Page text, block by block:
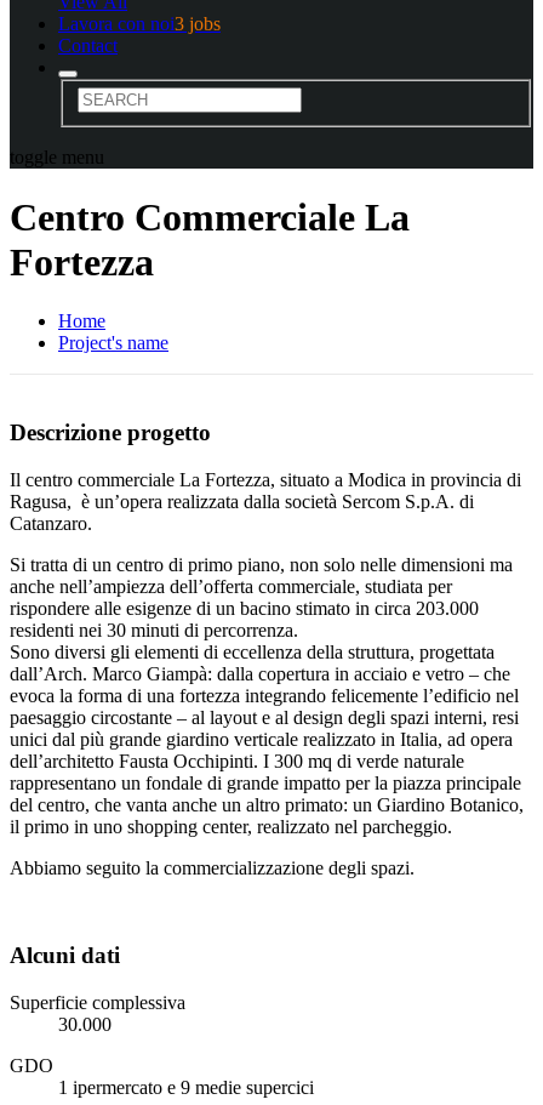
Lavora con noi3 jobs
Contact
toggle menu
Centro Commerciale La
Fortezza
Home
Project's name
Descrizione progetto
Il centro commerciale La Fortezza, situato a Modica in provincia di
Ragusa, è un’opera realizzata dalla società Sercom S.p.A. di
Catanzaro.
Si tratta di un centro di primo piano, non solo nelle dimensioni ma
anche nell’ampiezza dell’offerta commerciale, studiata per
rispondere alle esigenze di un bacino stimato in circa 203.000
residenti nei 30 minuti di percorrenza.
Sono diversi gli elementi di eccellenza della struttura, progettata
dall’Arch. Marco Giampà: dalla copertura in acciaio e vetro – che
evoca la forma di una fortezza integrando felicemente l’edificio nel
paesaggio circostante – al layout e al design degli spazi interni, resi
unici dal più grande giardino verticale realizzato in Italia, ad opera
dell’architetto Fausta Occhipinti. I 300 mq di verde naturale
rappresentano un fondale di grande impatto per la piazza principale
del centro, che vanta anche un altro primato: un Giardino Botanico,
il primo in uno shopping center, realizzato nel parcheggio.
Abbiamo seguito la commercializzazione degli spazi.
Alcuni dati
Superficie complessiva
30.000
GDO
1 ipermercato e 9 medie supercici